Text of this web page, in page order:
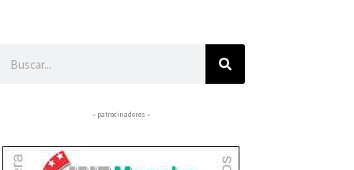
– patrocinadores –